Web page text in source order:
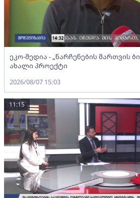
ეკო-მედია - „ნარჩენების მართვის
ახალი პროექტი
2026/08/07 15:03
11:15